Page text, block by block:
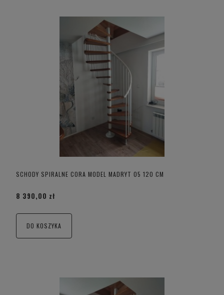
SCHODY SPIRALNE CORA MODEL MADRYT 05 120 CM
8 390,00 zł
DO KOSZYKA